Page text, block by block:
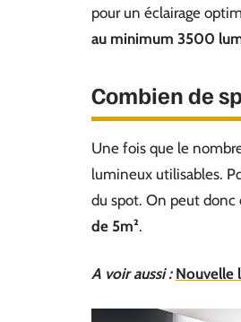
pour un éclairage
au minimum 3500
Combien de
Une fois que le
lumineux utilisables.
du spot. On peut donc
de 5m².
A voir aussi : Nouvelle